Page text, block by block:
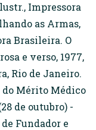
Impressora
as Armas,
Brasileira. O
e verso, 1977,
Rio de Janeiro.
do Mérito Médico
de outubro) -
Fundador e